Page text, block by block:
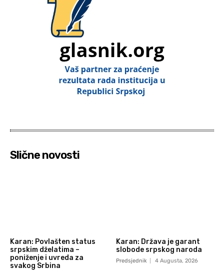
Slične novosti
Karan: Povlašten status
srpskim dželatima –
poniženje i uvreda za
svakog Srbina
Karan: Država je garant
slobode srpskog naroda
Predsjednik 4 Augusta, 2026